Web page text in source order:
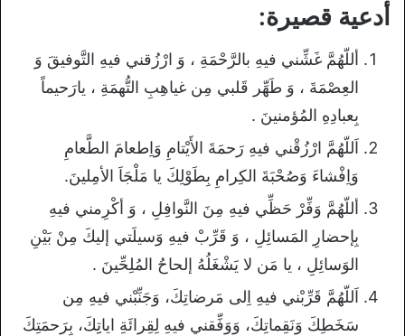
أدعية قصيرة:
أللّهُمَّ غَشِّني فيهِ بالرَّحْمَةِ ، وَ ارْزُقني فيهِ التَّوفيقَ وَ
العِصْمَةَ ، وَ طَهِّر قَلبي مِن غياهِبِ التُّهمَةِ ، يارَحيماً
بِعبادِهِ المُؤمنينَ .
اَللّهُمَّ ارْزُقْني فيهِ رَحمَةَ الأَيْتامِ وَاِطعامَ الطَّعامِ
وَاِفْشاءَ وَصُحْبَةَ الكِرامِ بِطَوْلِكَ يا مَلْجَاَ الأمِلينَ.
أللّهُمَّ وَفِّرْ حَظِّي فيهِ مِنَ النَّوافِلِ ، وَ أكْرِمني فيهِ
بِإحضارِ المَسائِلِ ، وَ قَرِّبْ فيهِ وَسيلَتي إليكَ مِنْ بَيْنِ
الوَسائِلِ ، يا مَن لا يَشْغَلُهُ إلحاحُ المُلِحِّينَ .
اَللّهُمَّ قَرِّبْني فيهِ اِلى مَرضاتِكَ، وَجَنِّبْني فيهِ مِن
سَخَطِكَ وَنَقِماتِكَ، وَوَفِّقني فيهِ لِقِرائَةِ اياتِِكَ، بِرَحمَتِكَ